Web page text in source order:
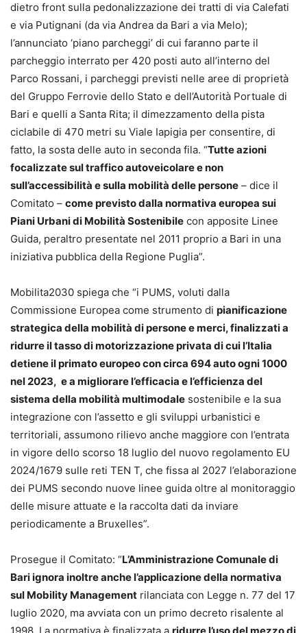
dietro front sulla pedonalizzazione dei tratti di via Calefati
e via Putignani (da via Andrea da Bari a via Melo);
l’annunciato ‘piano parcheggi’ di cui faranno parte il
parcheggio interrato per 420 posti auto all’interno del
Parco Rossani, i parcheggi previsti nelle aree di proprietà
del Gruppo Ferrovie dello Stato e dell’Autorità Portuale di
Bari e quelli a Santa Rita; il dimezzamento della pista
ciclabile di 470 metri su Viale Iapigia per consentire, di
fatto, la sosta delle auto in seconda fila. “Tutte azioni
focalizzate sul traffico autoveicolare e non
sull’accessibilità e sulla mobilità delle persone – dice il
Comitato – come previsto dalla normativa europea sui
Piani Urbani di Mobilità Sostenibile con apposite Linee
Guida, peraltro presentate nel 2011 proprio a Bari in una
iniziativa pubblica della Regione Puglia”.
Mobilita2030 spiega che “i PUMS, voluti dalla
Commissione Europea come strumento di pianificazione
strategica della mobilità di persone e merci, finalizzati a
ridurre il tasso di motorizzazione privata di cui l’Italia
detiene il primato europeo con circa 694 auto ogni 1000
nel 2023, e a migliorare l’efficacia e l’efficienza del
sistema della mobilità multimodale sostenibile e la sua
integrazione con l’assetto e gli sviluppi urbanistici e
territoriali, assumono rilievo anche maggiore con l’entrata
in vigore dello scorso 18 luglio del nuovo regolamento EU
2024/1679 sulle reti TEN T, che fissa al 2027 l’elaborazione
dei PUMS secondo nuove linee guida oltre al monitoraggio
delle misure attuate e la raccolta dati da inviare
periodicamente a Bruxelles”.
Prosegue il Comitato: “L’Amministrazione Comunale di
Bari ignora inoltre anche l’applicazione della normativa
sul Mobility Management rilanciata con Legge n. 77 del 17
luglio 2020, ma avviata con un primo decreto risalente al